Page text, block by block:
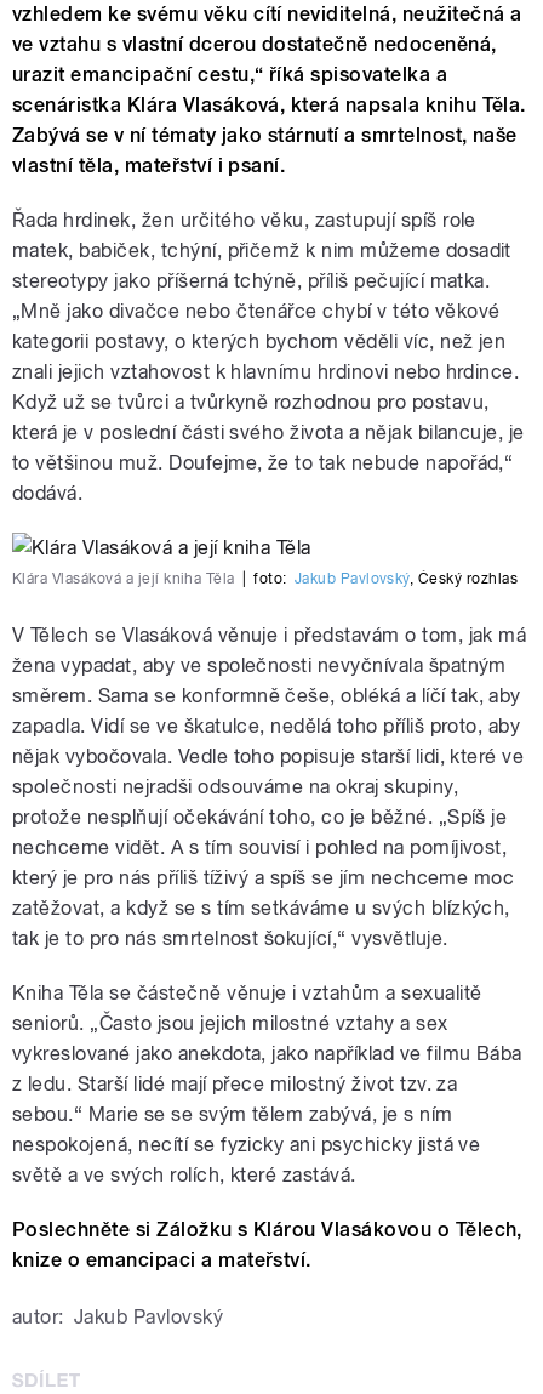
vzhledem ke svému věku cítí neviditelná, neužitečná a
ve vztahu s vlastní dcerou dostatečně nedoceněná,
urazit emancipační cestu,“ říká spisovatelka a
scenáristka Klára Vlasáková, která napsala knihu Těla.
Zabývá se v ní tématy jako stárnutí a smrtelnost, naše
vlastní těla, mateřství i psaní.
Řada hrdinek, žen určitého věku, zastupují spíš role
matek, babiček, tchýní, přičemž k nim můžeme dosadit
stereotypy jako příšerná tchýně, příliš pečující matka.
„Mně jako divačce nebo čtenářce chybí v této věkové
kategorii postavy, o kterých bychom věděli víc, než jen
znali jejich vztahovost k hlavnímu hrdinovi nebo hrdince.
Když už se tvůrci a tvůrkyně rozhodnou pro postavu,
která je v poslední části svého života a nějak bilancuje, je
to většinou muž. Doufejme, že to tak nebude napořád,“
dodává.
Klára Vlasáková a její kniha Těla foto: Jakub Pavlovský, Český rozhlas
V Tělech se Vlasáková věnuje i představám o tom, jak má
žena vypadat, aby ve společnosti nevyčnívala špatným
směrem. Sama se konformně češe, obléká a líčí tak, aby
zapadla. Vidí se ve škatulce, nedělá toho příliš proto, aby
nějak vybočovala. Vedle toho popisuje starší lidi, které ve
společnosti nejradši odsouváme na okraj skupiny,
protože nesplňují očekávání toho, co je běžné. „Spíš je
nechceme vidět. A s tím souvisí i pohled na pomíjivost,
který je pro nás příliš tíživý a spíš se jím nechceme moc
zatěžovat, a když se s tím setkáváme u svých blízkých,
tak je to pro nás smrtelnost šokující,“ vysvětluje.
Kniha Těla se částečně věnuje i vztahům a sexualitě
seniorů. „Často jsou jejich milostné vztahy a sex
vykreslované jako anekdota, jako například ve filmu Bába
z ledu. Starší lidé mají přece milostný život tzv. za
sebou.“ Marie se se svým tělem zabývá, je s ním
nespokojená, necítí se fyzicky ani psychicky jistá ve
světě a ve svých rolích, které zastává.
Poslechněte si Záložku s Klárou Vlasákovou o Tělech,
knize o emancipaci a mateřství.
autor: Jakub Pavlovský